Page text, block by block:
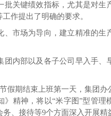
关键绩效指标，尤其是对生
作提出了明确的要求。
市场为导向，建立精准的生
内部以及各子公司早入手、
期结束上班第一天，集团办
》精神，将以“米字图”型管
、接待等9个方面深入开展